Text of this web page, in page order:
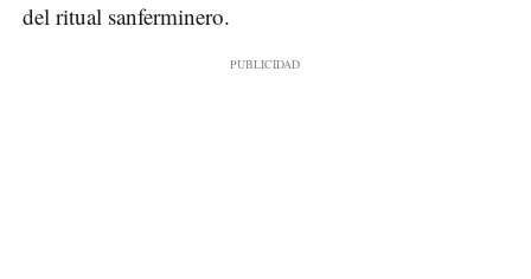
del ritual sanferminero.